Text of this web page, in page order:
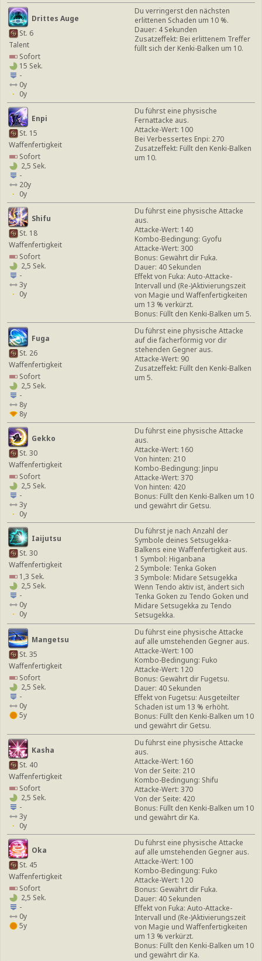
Drittes Auge
St. 6
Talent
Sofort
15 Sek.
-
0y
0y
Du verringerst den nächsten
erlittenen Schaden um 10 %.
Dauer: 4 Sekunden
Zusatzeffekt: Bei erlittenem Treffer
füllt sich der Kenki-Balken um 10.
Enpi
St. 15
Waffenfertigkeit
Sofort
2,5 Sek.
-
20y
0y
Du führst eine physische
Fernattacke aus.
Attacke-Wert: 100
Bei Verbessertes Enpi: 270
Zusatzeffekt: Füllt den Kenki-Balken
um 10.
Shifu
St. 18
Waffenfertigkeit
Sofort
2,5 Sek.
-
3y
0y
Du führst eine physische Attacke
aus.
Attacke-Wert: 140
Kombo-Bedingung: Gyofu
Attacke-Wert: 300
Bonus: Gewährt dir Fuka.
Dauer: 40 Sekunden
Effekt von Fuka: Auto-Attacke-
Intervall und (Re-)Aktivierungszeit
von Magie und Waffenfertigkeiten
um 13 % verkürzt.
Bonus: Füllt den Kenki-Balken um 5.
Fuga
St. 26
Waffenfertigkeit
Sofort
2,5 Sek.
-
8y
8y
Du führst eine physische Attacke
auf die fächerförmig vor dir
stehenden Gegner aus.
Attacke-Wert: 90
Zusatzeffekt: Füllt den Kenki-Balken
um 5.
Gekko
St. 30
Waffenfertigkeit
Sofort
2,5 Sek.
-
3y
0y
Du führst eine physische Attacke
aus.
Attacke-Wert: 160
Von hinten: 210
Kombo-Bedingung: Jinpu
Attacke-Wert: 370
Von hinten: 420
Bonus: Füllt den Kenki-Balken um 10
und gewährt dir Getsu.
Iaijutsu
St. 30
Waffenfertigkeit
1,3 Sek.
2,5 Sek.
-
0y
0y
Du führst je nach Anzahl der
Symbole deines Setsugekka-
Balkens eine Waffenfertigkeit aus.
1 Symbol: Higanbana
2 Symbole: Tenka Goken
3 Symbole: Midare Setsugekka
Wenn Tendo aktiv ist, ändert sich
Tenka Goken zu Tendo Goken und
Midare Setsugekka zu Tendo
Setsugekka.
Mangetsu
St. 35
Waffenfertigkeit
Sofort
2,5 Sek.
-
0y
5y
Du führst eine physische Attacke
auf alle umstehenden Gegner aus.
Attacke-Wert: 100
Kombo-Bedingung: Fuko
Attacke-Wert: 120
Bonus: Gewährt dir Fugetsu.
Dauer: 40 Sekunden
Effekt von Fugetsu: Ausgeteilter
Schaden ist um 13 % erhöht.
Bonus: Füllt den Kenki-Balken um 10
und gewährt dir Getsu.
Kasha
St. 40
Waffenfertigkeit
Sofort
2,5 Sek.
-
3y
0y
Du führst eine physische Attacke
aus.
Attacke-Wert: 160
Von der Seite: 210
Kombo-Bedingung: Shifu
Attacke-Wert: 370
Von der Seite: 420
Bonus: Füllt den Kenki-Balken um 10
und gewährt dir Ka.
Oka
St. 45
Waffenfertigkeit
Sofort
2,5 Sek.
-
0y
5y
Du führst eine physische Attacke
auf alle umstehenden Gegner aus.
Attacke-Wert: 100
Kombo-Bedingung: Fuko
Attacke-Wert: 120
Bonus: Gewährt dir Fuka.
Dauer: 40 Sekunden
Effekt von Fuka: Auto-Attacke-
Intervall und (Re-)Aktivierungszeit
von Magie und Waffenfertigkeiten
um 13 % verkürzt.
Bonus: Füllt den Kenki-Balken um 10
und gewährt dir Ka.